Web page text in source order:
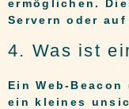
ermöglichen.
Servern oder
4. Was ist
Ein Web-
ein kleines